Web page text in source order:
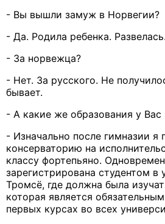
- Вы вышли замуж в Норвегии?
- Да. Родила ребенка. Развелась.
- За норвежца?
- Нет. За русского. Не
бывает.
- А какие же образования у Вас
- Изначально после гимназии я
консерваторию на
классу фортепьяно.
зарегистрирована студентом в
Тромсё, где должна была
которая является
первых курсах во всех